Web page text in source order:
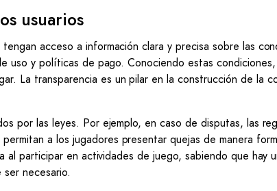
usuarios
acceso a información clara y precisa sobre las
uso y políticas de pago. Conociendo estas
La transparencia es un pilar en la construcción de la
por las leyes. Por ejemplo, en caso de disputas, las
a los jugadores presentar quejas de manera
participar en actividades de juego, sabiendo que hay
necesario.